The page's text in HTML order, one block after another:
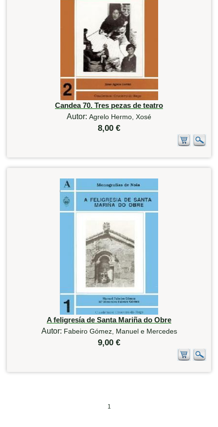
Candea 70. Tres pezas de teatro
Autor: Agrelo Hermo, Xosé
8,00 €
A feligresía de Santa Mariña do Obre
Autor: Fabeiro Gómez, Manuel e Mercedes
9,00 €
1